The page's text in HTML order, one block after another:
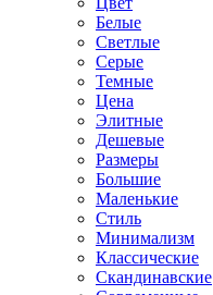
Белые
Светлые
Серые
Темные
Цена
Элитные
Дешевые
Размеры
Большие
Маленькие
Стиль
Минимализм
Классические
Скандинавские